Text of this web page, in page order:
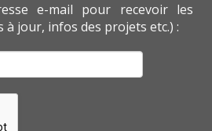
e-mail pour recevoir les
à jour, infos des projets etc.) :